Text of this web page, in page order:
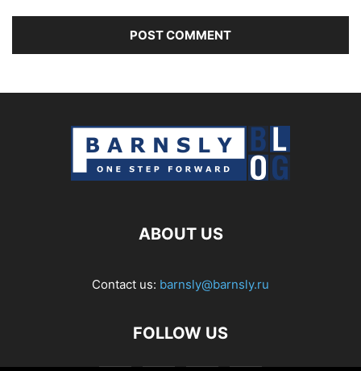
ABOUT US
Contact us: barnsly@barnsly.ru
FOLLOW US